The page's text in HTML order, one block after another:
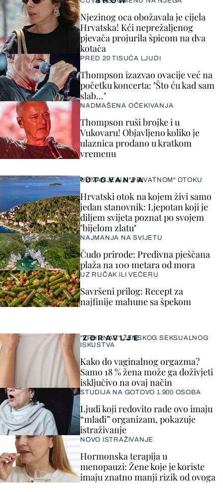
Njezinog oca obožavala je cijela
Hrvatska! Kći neprežaljenog
pjevača projurila špicom na dva
kotača
PRED 20 TISUĆA LJUDI
Thompson izazvao ovacije već na
početku koncerta: "Što ću kad sam
slab..."
NADMAŠENA OČEKIVANJA
Thompson ruši brojke i u
Vukovaru! Objavljeno koliko je
ulaznica prodano u kratkom
vremenu
ZDRAVLJE
"VRHUNAC" ŽENSKOG SEKSUALNOG
ISKUSTVA
Kako do vaginalnog orgazma?
Samo 18 % žena može ga doživjeti
isključivo na ovaj način
STUDIJA NA GOTOVO 1.900 OSOBA
Ljudi koji redovito rade ovo imaju
“mlađi” organizam, pokazuje
istraživanje
NOVO ISTRAŽIVANJE
Hormonska terapija u
menopauzi: Žene koje je koriste
imaju znatno manji rizik od ovoga
PUTOVANJA
UŽIVANJE NA "PRIVATNOM" OTOKU
Hrvatski otok na kojem živi samo
jedan stanovnik: Ljepotan koji je
diljem svijeta poznat po svojem
"bijelom zlatu"
NAJMANJA NA SVIJETU
Čudo prirode: Predivna pješčana
plaža na 100 metara od mora
UZ RUČAK ILI VEČERU
Savršeni prilog: Recept za
najfinije mahune sa špekom